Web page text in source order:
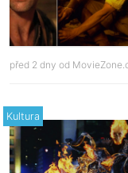
před 2 dny od
Kultura